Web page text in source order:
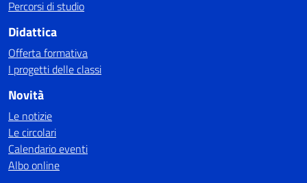
Percorsi di studio
Didattica
Offerta formativa
I progetti delle classi
Novità
Le notizie
Le circolari
Calendario eventi
Albo online